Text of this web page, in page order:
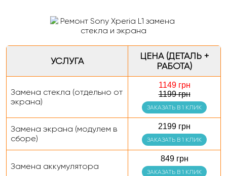
УСЛУГА
ЦЕНА (ДЕТАЛЬ +
РАБОТА)
Замена стекла (отдельно от
экрана)
1149 грн
1199 грн
ЗАКАЗАТЬ В 1 КЛИК
Замена экрана (модулем в
сборе)
2199 грн
ЗАКАЗАТЬ В 1 КЛИК
Замена аккумулятора
849 грн
ЗАКАЗАТЬ В 1 КЛИК